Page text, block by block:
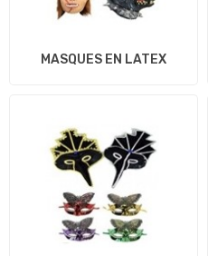
MASQUES EN LATEX